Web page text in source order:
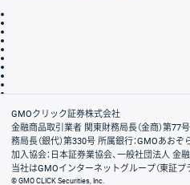
会社案内
GMOクリック証券株式会社
金融商品取引業者 関東財務局長（金商）第
務局長（銀代）第330号 所属銀行：GMOあお
加入協会：日本証券業協会、一般社団法人 金
当社はGMOインターネットグループ（東証プ
© GMO CLICK Securities, Inc.